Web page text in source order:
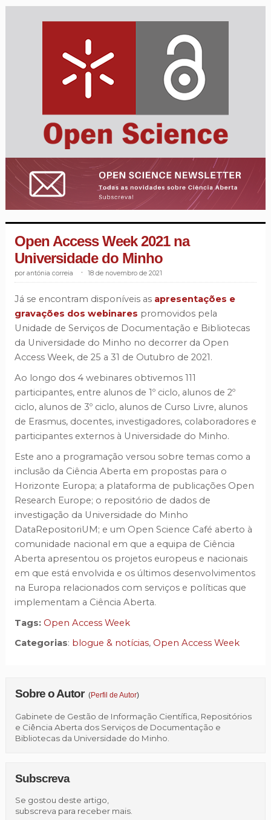
Open Access Week 2021 na
Universidade do Minho
antónia correia 18 de novembro de 2021
Já se encontram disponíveis as apresentações e
gravações dos webinares promovidos pela
Unidade de Serviços de Documentação e Bibliotecas
da Universidade do Minho no decorrer da Open
Access Week, de 25 a 31 de Outubro de 2021.
Ao longo dos 4 webinares obtivemos 111
participantes, entre alunos de 1º ciclo, alunos de 2º
ciclo, alunos de 3º ciclo, alunos de Curso Livre, alunos
de Erasmus, docentes, investigadores, colaboradores e
participantes externos à Universidade do Minho.
Este ano a programação versou sobre temas como a
inclusão da Ciência Aberta em propostas para o
Horizonte Europa; a plataforma de publicações Open
Research Europe; o repositório de dados de
investigação da Universidade do Minho
DataRepositoriUM; e um Open Science Café aberto à
comunidade nacional em que a equipa de Ciência
Aberta apresentou os projetos europeus e nacionais
em que está envolvida e os últimos desenvolvimentos
na Europa relacionados com serviços e políticas que
implementam a Ciência Aberta.
Tags: Open Access Week
Categorias: blogue & notícias, Open Access Week
Sobre o Autor (Perfil de Autor)
Gabinete de Gestão de Informação Científica, Repositórios
e Ciência Aberta dos Serviços de Documentação e
Bibliotecas da Universidade do Minho.
Subscreva
Se gostou deste artigo,
subscreva para receber mais.